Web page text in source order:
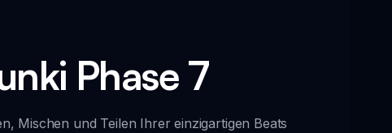
Phase 7
Mischen und Teilen Ihrer einzigartigen Beats